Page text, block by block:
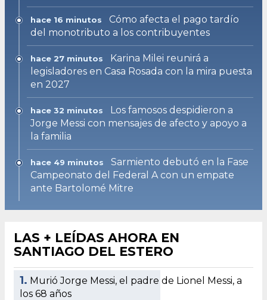
hace 16 minutos
Cómo afecta el pago tardío
del monotributo a los contribuyentes
hace 27 minutos
Karina Milei reunirá a
legisladores en Casa Rosada con la mira puesta
en 2027
hace 32 minutos
Los famosos despidieron a
Jorge Messi con mensajes de afecto y apoyo a
la familia
hace 49 minutos
Sarmiento debutó en la Fase
Campeonato del Federal A con un empate
ante Bartolomé Mitre
LAS + LEÍDAS AHORA EN
SANTIAGO DEL ESTERO
1. Murió Jorge Messi, el padre de Lionel Messi, a
los 68 años